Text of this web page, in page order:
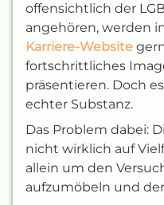
offensichtlich der
angehören, werden
Karriere-Website
fortschrittliches
präsentieren. Doch
echter Substanz.
Das Problem dabei:
nicht wirklich auf
allein um den
aufzumöbeln und